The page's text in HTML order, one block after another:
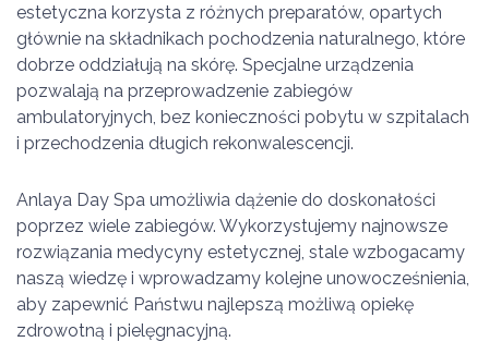
estetyczna korzysta z różnych preparatów, opartych
głównie na składnikach pochodzenia naturalnego, które
dobrze oddziałują na skórę. Specjalne urządzenia
pozwalają na przeprowadzenie zabiegów
ambulatoryjnych, bez konieczności pobytu w szpitalach
i przechodzenia długich rekonwalescencji.
Anlaya Day Spa umożliwia dążenie do doskonałości
poprzez wiele zabiegów. Wykorzystujemy najnowsze
rozwiązania medycyny estetycznej, stale wzbogacamy
naszą wiedzę i wprowadzamy kolejne unowocześnienia,
aby zapewnić Państwu najlepszą możliwą opiekę
zdrowotną i pielęgnacyjną.